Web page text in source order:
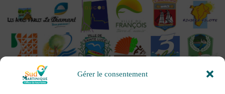
Gérer le consentement